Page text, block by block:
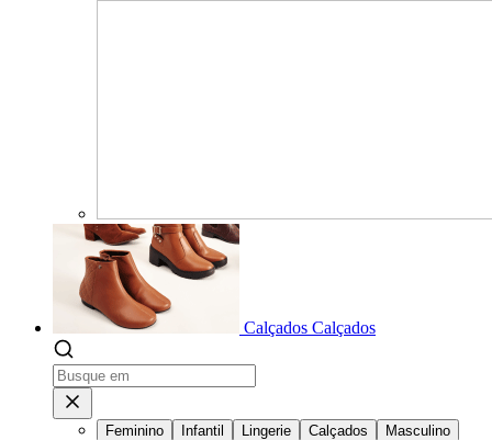
Calçados Calçados
Feminino Infantil Lingerie Calçados
Masculino